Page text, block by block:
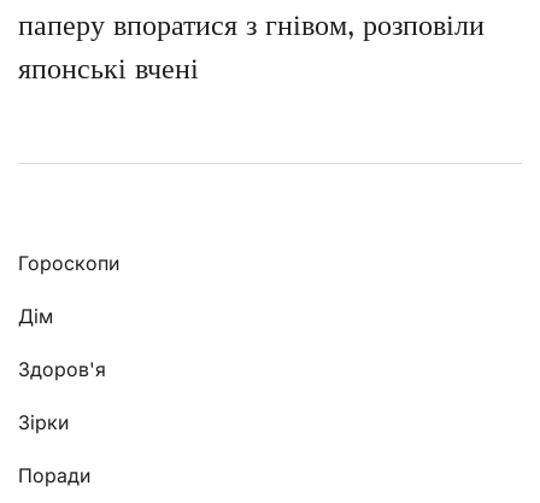
паперу впоратися з гнівом, розповіли
японські вчені
Гороскопи
Дім
Здоров'я
Зірки
Поради